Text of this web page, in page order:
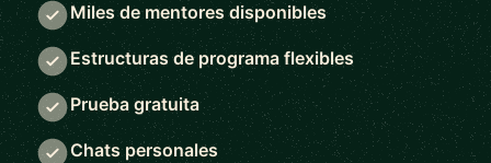
Miles de mentores disponibles
Estructuras de programa flexibles
Prueba gratuita
Chats personales